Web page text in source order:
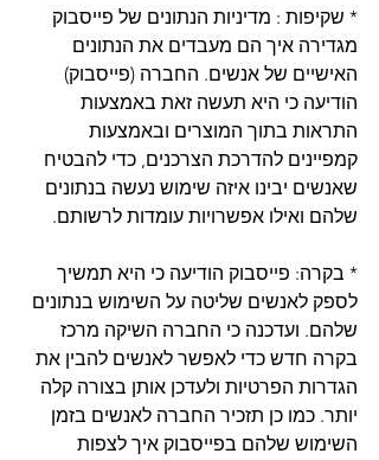
* שקיפות : מדיניות הנתונים של פייסבוק
מגדירה איך הם מעבדים את הנתונים
האישיים של אנשים. החברה (פייסבוק)
הודיעה כי היא תעשה זאת באמצעות
התראות בתוך המוצרים ובאמצעות
קמפיינים להדרכת הצרכנים, כדי להבטיח
שאנשים יבינו איזה שימוש נעשה בנתונים
שלהם ואילו אפשרויות עומדות לרשותם.
* בקרה: פייסבוק הודיעה כי היא תמשיך
לספק לאנשים שליטה על השימוש בנתונים
שלהם. ועדכנה כי החברה השיקה מרכז
בקרה חדש כדי לאפשר לאנשים להבין את
הגדרות הפרטיות ולעדכן אותן בצורה קלה
יותר. כמו כן תזכיר החברה לאנשים בזמן
השימוש שלהם בפייסבוק איך לצפות